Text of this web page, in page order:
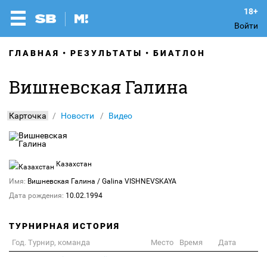
Войти
ГЛАВНАЯ РЕЗУЛЬТАТЫ БИАТЛОН
Вишневская Галина
Карточка Новости Видео
Казахстан
Имя: Вишневская Галина / Galina VISHNEVSKAYA
Дата рождения: 10.02.1994
ТУРНИРНАЯ ИСТОРИЯ
Год. Турнир, команда Место Время
Дата